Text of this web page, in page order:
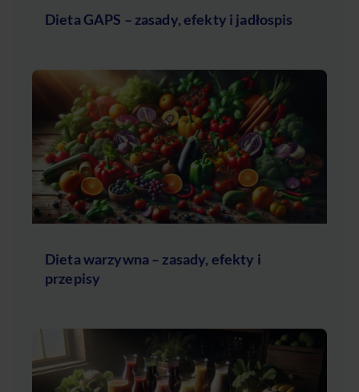
Dieta GAPS – zasady, efekty i jadłospis
Dieta warzywna – zasady, efekty i
przepisy